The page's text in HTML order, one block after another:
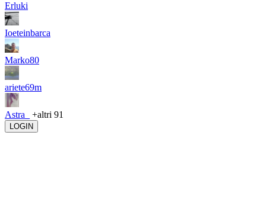
Erluki
Ioeteinbarca
Marko80
ariete69m
Astra_ +altri 91
LOGIN